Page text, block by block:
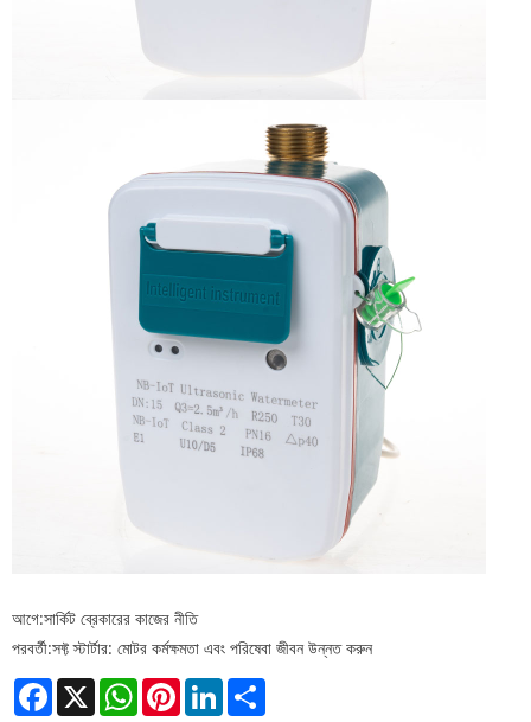
আগে:সার্কিট ব্রেকারের কাজের নীতি
পরবর্তী:সফ্ট স্টার্টার: মোটর কর্মক্ষমতা এবং পরিষেবা জীবন উন্নত করুন
Facebook
X WhatsAppPinterestLinkedIn